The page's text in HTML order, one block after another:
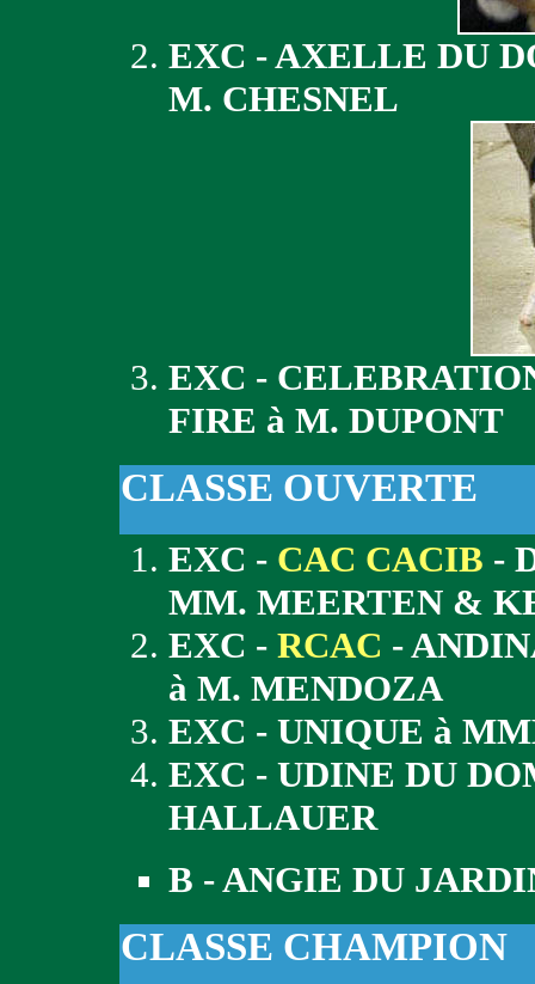
EXC - AXELLE DU
M. CHESNEL
EXC -
FIRE à M. DUPONT
CLASSE OUVERTE
EXC - CAC CACIB -
MM. MEERTEN &
EXC - RCAC -
à M. MENDOZA
EXC - UNIQUE à
EXC - UDINE DU
HALLAUER
B - ANGIE DU
CLASSE CHAMPION